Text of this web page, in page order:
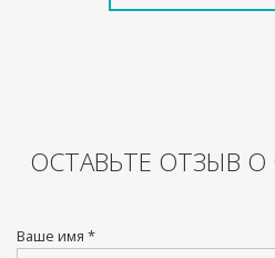
ОСТАВЬТЕ ОТЗЫВ
Ваше имя *